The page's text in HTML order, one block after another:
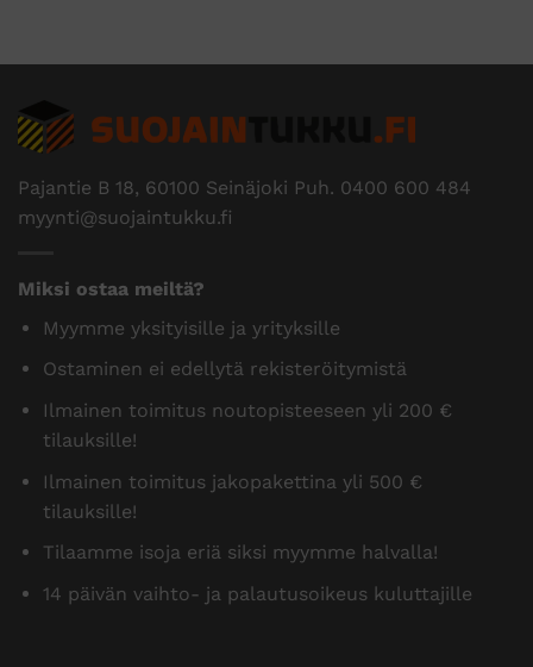
Pajantie B 18, 60100 Seinäjoki Puh.0400 600 484
myynti@suojaintukku.fi
Miksi ostaa meiltä?
Myymme yksityisille ja yrityksille
Ostaminen ei edellytä rekisteröitymistä
Ilmainen toimitus noutopisteeseen yli 200 €